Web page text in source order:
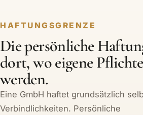
HAFTUNGSGRENZE
Die persönliche
dort, wo eigene
werden.
Eine GmbH haftet grundsätzlich
Verbindlichkeiten. Persönliche